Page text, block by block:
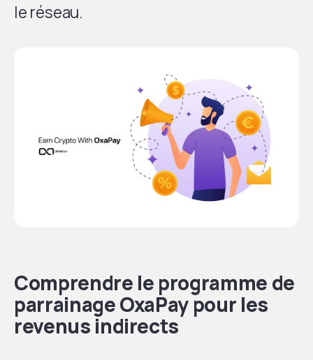
le réseau.
Comprendre le programme de
parrainage OxaPaypour les
revenus indirects